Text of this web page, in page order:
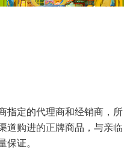
指定的代理商和经销商，所
道购进的正牌商品，与亲临
保证。